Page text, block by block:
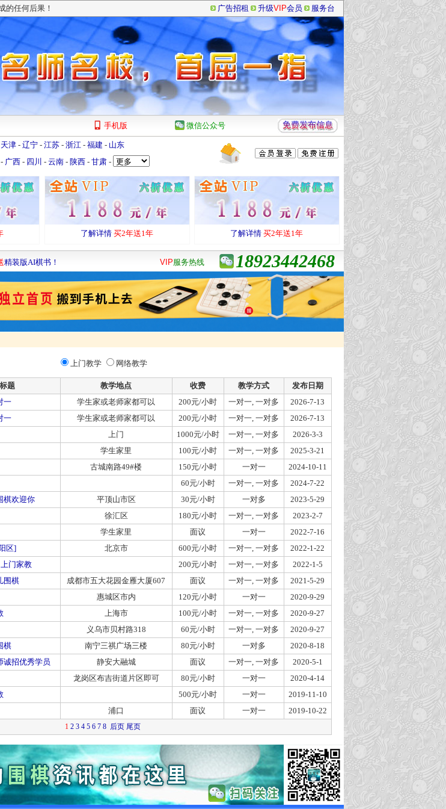
的任何后果！ 广告招租 升级VIP会员 服务台
手机版 微信公众号
天津 - 辽宁 - 江苏 - 浙江 - 福建 - 山东
- 广西 - 四川 - 云南 - 陕西 - 甘肃 -
了解详情 买2年送1年 了解详情 买2年送1年
就送精装版AI棋书！ VIP服务热线 18923442468
上门教学 网络教学
标题 教学地点 收费 教学方式
发布日期
一 学生家或老师家都可以 200元/小时 一对一, 一对多
2026-7-13
一 学生家或老师家都可以 200元/小时 一对一, 一对多
2026-7-13
上门 1000元/小时 一对一, 一对多
2026-3-3
学生家里 100元/小时 一对一, 一对多
2025-3-21
古城南路49#楼 150元/小时 一对一
2024-10-11
60元/小时 一对一, 一对多
2024-7-22
棋欢迎你 平顶山市区 30元/小时 一对多
2023-5-29
徐汇区 180元/小时 一对一, 一对多
2023-2-7
学生家里 面议 一对一
2022-7-16
区] 北京市 600元/小时 一对一, 一对多
2022-1-22
门家教 200元/小时 一对一, 一对多
2022-1-5
围棋 成都市五大花园金雁大厦607 面议 一对一, 一对多
2021-5-29
惠城区市内 120元/小时 一对一
2020-9-29
上海市 100元/小时 一对一, 一对多
2020-9-27
义乌市贝村路318 60元/小时 一对一, 一对多
2020-9-27
棋 南宁三祺广场三楼 80元/小时 一对多
2020-8-18
诚招优秀学员 静安大融城 面议 一对一, 一对多
2020-5-1
龙岗区布吉街道片区即可 80元/小时 一对一
2020-4-14
500元/小时 一对一
2019-11-10
浦口 面议 一对一 2019-10-22
1 2 3 4 5 6 7 8 后页 尾页